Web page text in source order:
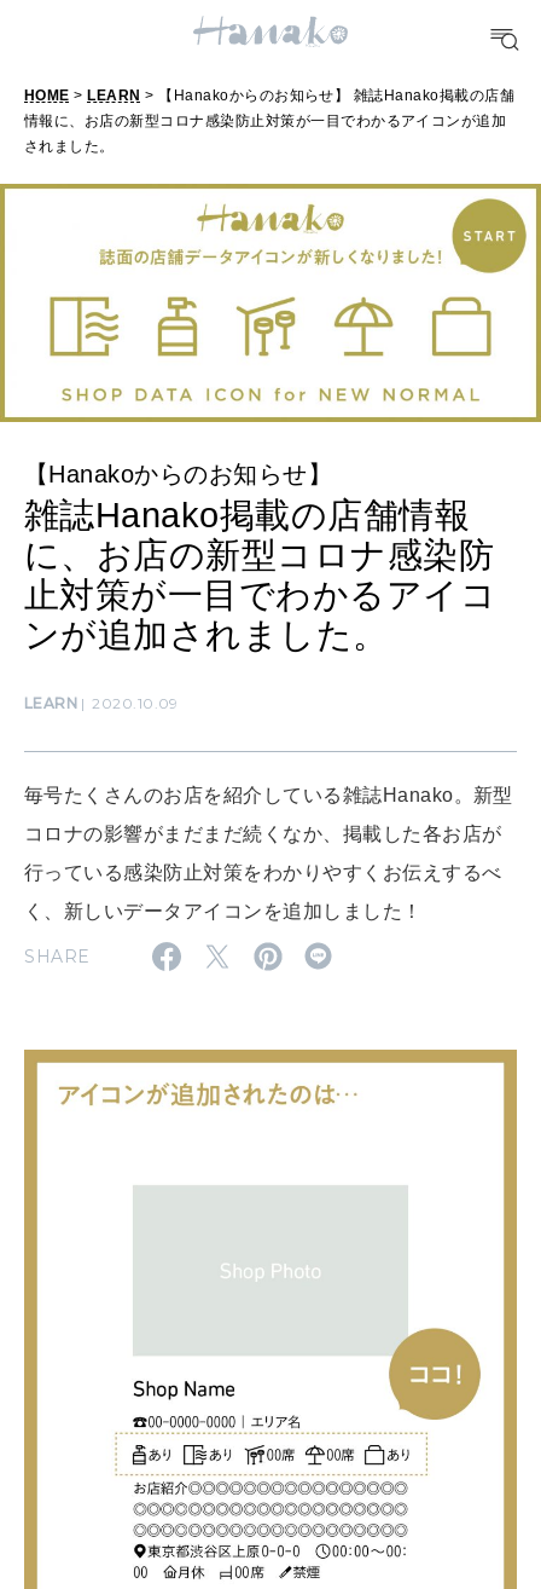
10 CATEGORIES
TRAVEL
どこ行く？
FORTUNE
[12星座別] Weekly Holoscope
[12星座別] Monthly Love Holoscope
女神まり愛のタロットメッセージ
HEALTH
自分にやさしく
LEARN
MAMA
ママもいろいろ
SUSTAINABLE
わたしができること
MAGAZINE
特集
2026年9月号「北海道 おいしく遊ぶ、夏のご褒美旅。」
2026年8月号『お茶の時間です。』
2026年7月号「鎌倉 ローカルが 教えてくれた 本当の歩き方。」
2026年6月号「大銀座 トレンドが生まれる 新しい一流店へ。」
2026年5月号「“大好き”に出会いに。韓国」
MAGAZINE MOOK
FOLLOW US!
HOME > LEARN > 【Hanakoからのお知らせ】 雑誌Hanako掲載の店舗
情報に、お店の新型コロナ感染防止対策が一目でわかるアイコンが追加
されました。
【Hanakoからのお知らせ】
雑誌Hanako掲載の店舗情報
に、お店の新型コロナ感染防
止対策が一目でわかるアイコ
ンが追加されました。
LEARN 2020.10.09
毎号たくさんのお店を紹介している雑誌Hanako。新型
コロナの影響がまだまだ続くなか、掲載した各お店が
行っている感染防止対策をわかりやすくお伝えするべ
く、新しいデータアイコンを追加しました！
SHARE